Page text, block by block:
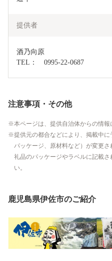
提供者
酒乃向原
TEL：　0995-22-0687
注意事項・その他
本ページは、提供自治体からの情報
提供元の都合などにより、掲載中に
パッケージ、原材料など）が変更
礼品のパッケージやラベルに記載
い。
鹿児島県伊佐市のご紹介